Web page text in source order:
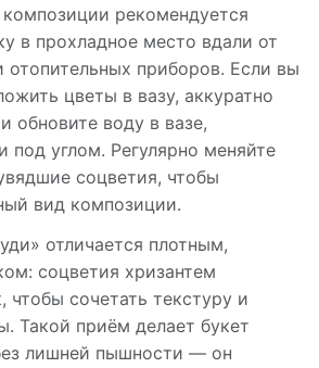
рекомендуется
в прохладное место вдали от
отопительных приборов. Если вы
цветы в вазу, аккуратно
обновите воду в вазе,
под углом. Регулярно меняйте
соцветия, чтобы
вид композиции.
отличается плотным,
соцветия хризантем
чтобы сочетать текстуру и
Такой приём делает букет
лишней пышности — он